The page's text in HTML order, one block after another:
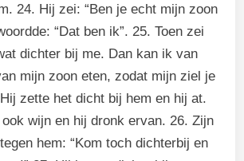
24. Hij zei: “Ben je echt mijn zoon
“Dat ben ik”. 25. Toen zei
dichter bij me. Dan kan ik van
mijn zoon eten, zodat mijn ziel je
zette het dicht bij hem en hij at.
wijn en hij dronk ervan. 26. Zijn
hem: “Kom toch dichterbij en